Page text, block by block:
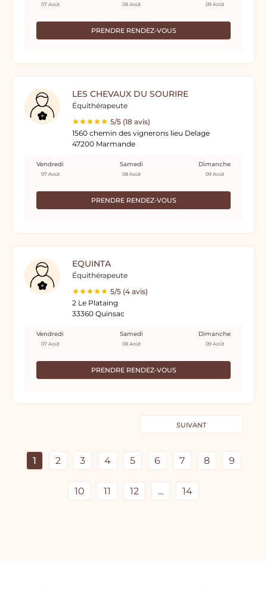
PRENDRE RENDEZ-VOUS
07 Août 08 Août 09 Août
LES CHEVAUX DU SOURIRE
Équithérapeute
5/5 (18 avis)
1560 chemin des vignerons lieu Delage
47200 Marmande
PRENDRE RENDEZ-VOUS
Vendredi
07 Août
Samedi
08 Août
Dimanche
09 Août
EQUINTA
Équithérapeute
5/5 (4 avis)
2 Le Plataing
33360 Quinsac
PRENDRE RENDEZ-VOUS
Vendredi
07 Août
Samedi
08 Août
Dimanche
09 Août
SUIVANT
1 2 3 4 5 6 7 8 9
10 11 12 ... 14